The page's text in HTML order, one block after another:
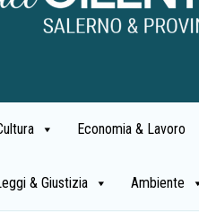
Economia & Lavoro
& Giustizia Ambiente